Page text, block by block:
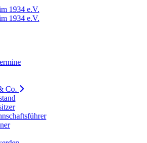
Co.